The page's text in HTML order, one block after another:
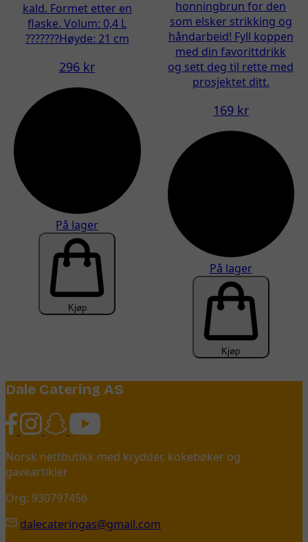
kald. Formet etter en
flaske. Volum: 0,4 L
???????Høyde: 21 cm
296 kr
På lager
Kjøp
honningbrun for den
som elsker strikking og
håndarbeid! Fyll koppen
med din favorittdrikk
og sett deg til rette med
prosjektet ditt.
169 kr
På lager
Kjøp
Dale Catering AS
Norsk nettbutikk med krydder, kokebøker og
gaveartikler
Org: 930797456
dalecateringas@gmail.com